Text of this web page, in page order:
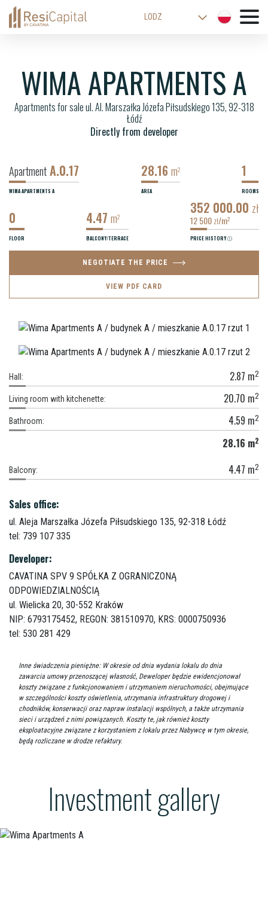
LODZ
WROCLAW
CRACOW
BIELSKO-BIALA
WIMA APARTMENTS A
Apartments for sale ul. Al. Marszałka Józefa Piłsudskiego 135, 92-318
Łódź
Directly from developer
WIMA APARTMENTS A
ApartmentA.0.17
AREA
28.16 m2
ROOMS
1
FLOOR
0
BALCONY/TERRACE
4.47 m2
PRICE HISTORY
352 000.00 zł
12 500 zł/m2
NEGOTIATE THE PRICE
VIEW PDF CARD
Hall: 2.87 m2
Living room with kitchenette: 20.70 m2
Bathroom: 4.59 m2
28.16 m2
Balcony: 4.47 m2
Sales office:
ul. Aleja Marszałka Józefa Piłsudskiego 135, 92-318 Łódź
tel: 739 107 335
Developer:
CAVATINA SPV 9 SPÓŁKA Z OGRANICZONĄ
ODPOWIEDZIALNOŚCIĄ
ul. Wielicka 20, 30-552 Kraków
NIP: 6793175452, REGON: 381510970, KRS: 0000750936
tel: 530 281 429
Inne świadczenia pieniężne: W okresie od dnia wydania lokalu do dnia
zawarcia umowy przenoszącej własność, Deweloper będzie ewidencjonował
koszty związane z funkcjonowaniem i utrzymaniem nieruchomości, obejmujące
w szczególności koszty oświetlenia, utrzymania infrastruktury drogowej i
chodników, konserwacji oraz napraw instalacji wspólnych, a także utrzymania
sieci i urządzeń z nimi powiązanych. Koszty te, jak również koszty
eksploatacyjne związane z korzystaniem z lokalu przez Nabywcę w tym okresie,
będą rozliczane w drodze refaktury.
Investment gallery